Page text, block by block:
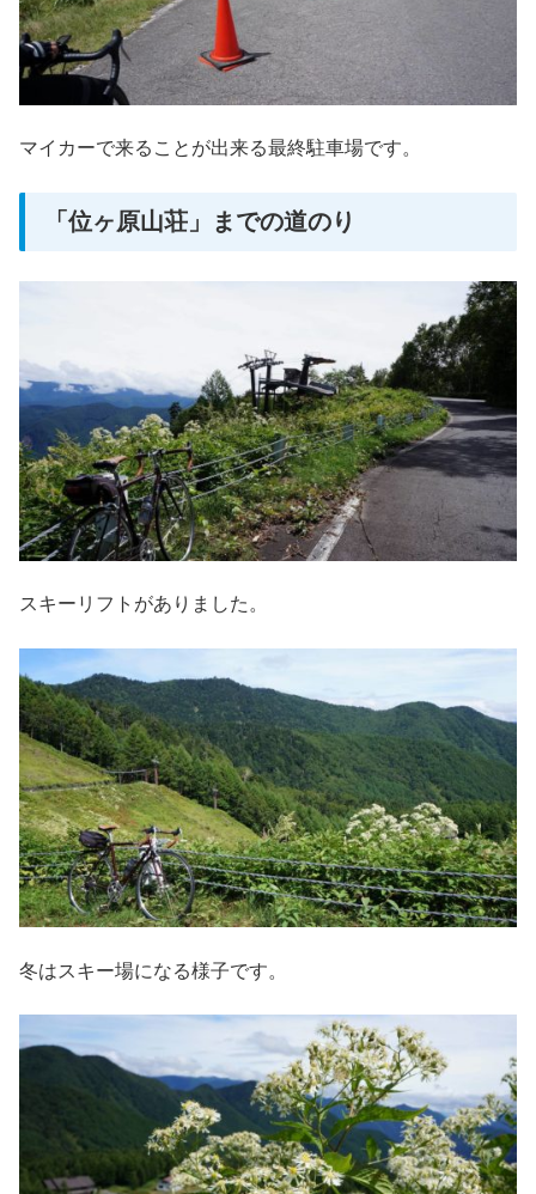
マイカーで来ることが出来る最終駐車場です。
「位ヶ原山荘」までの道のり
スキーリフトがありました。
冬はスキー場になる様子です。